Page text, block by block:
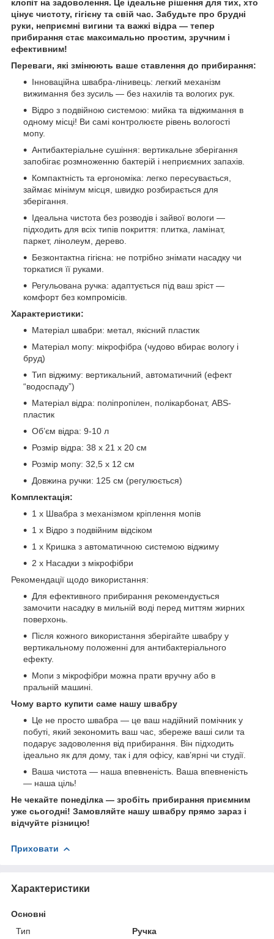
клопіт на задоволення. Це ідеальне рішення для тих, хто
цінує чистоту, гігієну та свій час. Забудьте про брудні
руки, неприємні вигини та важкі відра — тепер
прибирання стає максимально простим, зручним і
ефективним!
Переваги, які змінюють ваше ставлення до прибирання:
Інноваційна швабра-лінивець: легкий механізм
вижимання без зусиль — без нахилів та вологих рук.
Відро з подвійною системою: мийка та віджимання в
одному місці! Ви самі контролюєте рівень вологості
мопу.
Антибактеріальне сушіння: вертикальне зберігання
запобігає розмноженню бактерій і неприємних запахів.
Компактність та ергономіка: легко пересувається,
займає мінімум місця, швидко розбирається для
зберігання.
Ідеальна чистота без розводів і зайвої вологи —
підходить для всіх типів покриття: плитка, ламінат,
паркет, лінолеум, дерево.
Безконтактна гігієна: не потрібно знімати насадку чи
торкатися її руками.
Регульована ручка: адаптується під ваш зріст —
комфорт без компромісів.
Характеристики:
Матеріал швабри: метал, якісний пластик
Матеріал мопу: мікрофібра (чудово вбирає вологу і
бруд)
Тип віджиму: вертикальний, автоматичний (ефект
“водоспаду”)
Матеріал відра: поліпропілен, полікарбонат, ABS-
пластик
Об’єм відра: 9-10 л
Розмір відра: 38 х 21 х 20 см
Розмір мопу: 32,5 х 12 см
Довжина ручки: 125 см (регулюється)
Комплектація:
1 x Швабра з механізмом кріплення мопів
1 x Відро з подвійним відсіком
1 x Кришка з автоматичною системою віджиму
2 x Насадки з мікрофібри
Рекомендації щодо використання:
Для ефективного прибирання рекомендується
замочити насадку в мильній воді перед миттям жирних
поверхонь.
Після кожного використання зберігайте швабру у
вертикальному положенні для антибактеріального
ефекту.
Мопи з мікрофібри можна прати вручну або в
пральній машині.
Чому варто купити саме нашу швабру
Це не просто швабра — це ваш надійний помічник у
побуті, який зекономить ваш час, збереже ваші сили та
подарує задоволення від прибирання. Він підходить
ідеально як для дому, так і для офісу, кав’ярні чи студії.
Ваша чистота — наша впевненість. Ваша впевненість
— наша ціль!
Не чекайте понеділка — зробіть прибирання приємним
уже сьогодні! Замовляйте нашу швабру прямо зараз і
відчуйте різницю!
Приховати
Характеристики
Основні
Тип
Ручка